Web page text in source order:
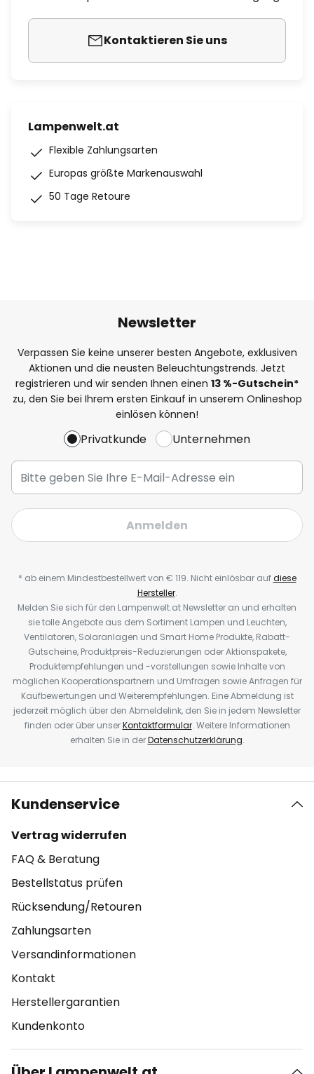
Kontaktieren Sie uns
Lampenwelt.at
Flexible Zahlungsarten
Europas größte Markenauswahl
50 Tage Retoure
Newsletter
Verpassen Sie keine unserer besten Angebote, exklusiven
Aktionen und die neusten Beleuchtungstrends. Jetzt
registrieren und wir senden Ihnen einen 13 %-Gutschein*
zu, den Sie bei Ihrem ersten Einkauf in unserem Onlineshop
einlösen können!
Privatkunde Unternehmen
Anmelden
* ab einem Mindestbestellwert von € 119. Nicht einlösbar aufdiese
Hersteller.
Melden Sie sich für den Lampenwelt.at Newsletter an und erhalten
sie tolle Angebote aus dem Sortiment Lampen und Leuchten,
Ventilatoren, Solaranlagen und Smart Home Produkte, Rabatt-
Gutscheine, Produktpreis-Reduzierungen oder Aktionspakete,
Produktempfehlungen und -vorstellungen sowie Inhalte von
möglichen Kooperationspartnern und Umfragen sowie Anfragen für
Kaufbewertungen und Weiterempfehlungen. Eine Abmeldung ist
jederzeit möglich über den Abmeldelink, den Sie in jedem Newsletter
finden oder über unserKontaktformular. Weitere Informationen
erhalten Sie in derDatenschutzerklärung.
Kundenservice
Vertrag widerrufen
FAQ & Beratung
Bestellstatus prüfen
Rücksendung/Retouren
Zahlungsarten
Versandinformationen
Kontakt
Herstellergarantien
Kundenkonto